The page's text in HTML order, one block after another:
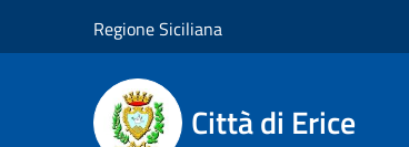
Regione Siciliana
Città di Erice